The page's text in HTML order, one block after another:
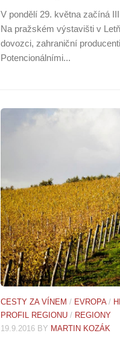
V pondělí 29. května začíná
Na pražském výstavišti v
dovozci, zahraniční
Potencionálními...
CESTY ZA VÍNEM / EVROPA /
PROFIL REGIONU / REGIONY
19.9.2016 BY MARTIN KOZÁK